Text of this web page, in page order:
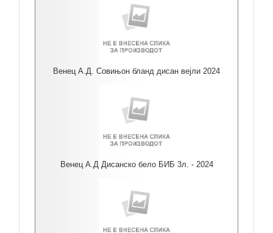
Венец А.Д. Совињон бланд дисан вејли 2024
Венец А.Д Дисанско бело БИБ 3л. - 2024